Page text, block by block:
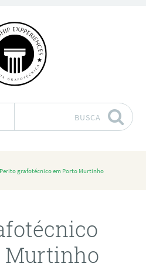
BUSCA
Perito grafotécnico em Porto Murtinho
Murtinho